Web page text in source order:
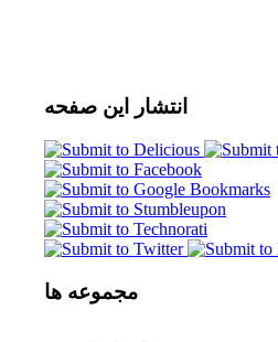
انتشار این صفحه
مجموعه ها